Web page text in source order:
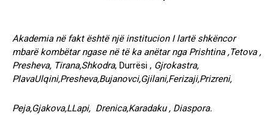
Akademia në fakt është një institucion I lartë shkëncor
mbarë kombëtar ngase në të ka anëtar nga Prishtina ,Tetova ,
Presheva, Tirana,Shkodra, Durrësi , Gjrokastra,
PlavaUlqini,Presheva,Bujanovci,Gjilani,Ferizaji,Prizreni,
Peja,Gjakova,LLapi, Drenica,Karadaku , Diaspora.